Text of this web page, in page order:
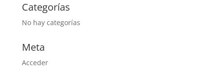
Categorías
No hay categorías
Meta
Acceder